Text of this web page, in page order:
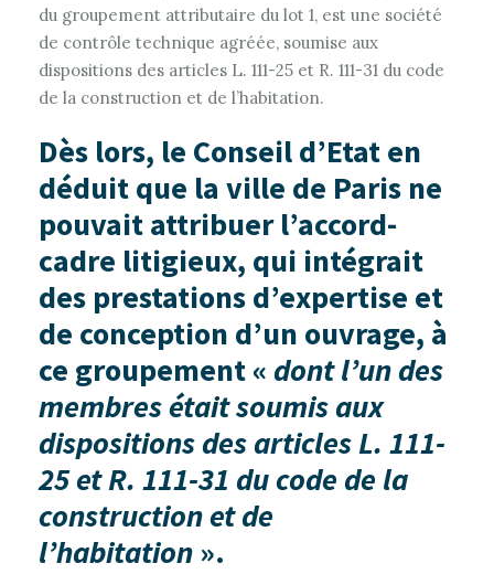
du groupement attributaire du lot 1, est une société
de contrôle technique agréée, soumise aux
dispositions des articles L. 111-25 et R. 111-31 du code
de la construction et de l’habitation.
Dès lors, le Conseil d’Etat en
déduit que la ville de Paris ne
pouvait attribuer l’accord-
cadre litigieux, qui intégrait
des prestations d’expertise et
de conception d’un ouvrage, à
ce groupement «dont l’un des
membres était soumis aux
dispositions des articles L. 111-
25 et R. 111-31 du code de la
construction et de
l’habitation ».